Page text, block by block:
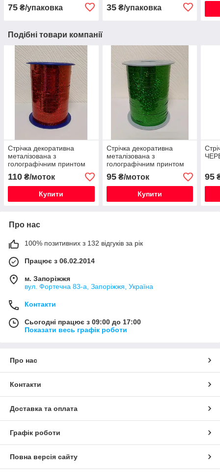
75 ₴/упаковка 35₴/упаковка
Подібні товари компанії
Стрічка декоративна
металізована з
голографічним принтом
ЧЕРВОНА
110 ₴/моток
Купити
Стрічка декоративна
металізована з
голографічним принтом
ЗЕЛЕНА
95₴/моток
Купити
95
Про нас
100% позитивних з 132 відгуків за рік
Працює з 06.02.2014
м. Запоріжжя
вул. Фортечна 83-а, Запоріжжя, Україна
Контакти
Сьогодні працює з 09:00 до 17:00
Показати весь графік роботи
Про нас
Контакти
Доставка та оплата
Графік роботи
Повна версія сайту